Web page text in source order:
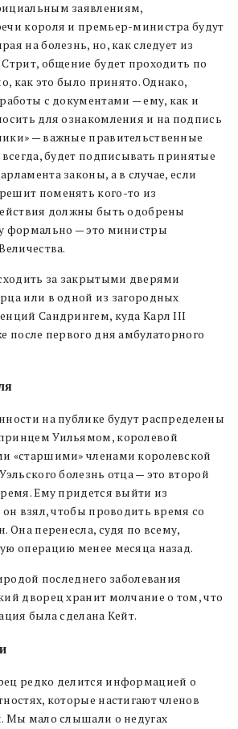
заявлениям,
короля и премьер-министра будут
на болезнь, но, как следует из
общение будет проходить по
как это было принято. Однако,
с документами — ему, как и
для ознакомления и на подпись
— важные правительственные
будет подписывать принятые
законы, а в случае, если
поменять кого-то из
должны быть одобрены
формально — это министры
за закрытыми дверями
или в одной из загородных
Сандрингем, куда Карл III
после первого дня амбулаторного
на публике будут распределены
Уильямом, королевой
«старшими» членами королевской
болезнь отца — это второй
Ему придется выйти из
он взял, чтобы проводить время со
Она перенесла, судя по всему,
операцию менее месяца назад.
последнего заболевания
дворец хранит молчание о том, что
была сделана Кейт.
редко делится информацией о
которые настигают членов
Мы мало слышали о недугах